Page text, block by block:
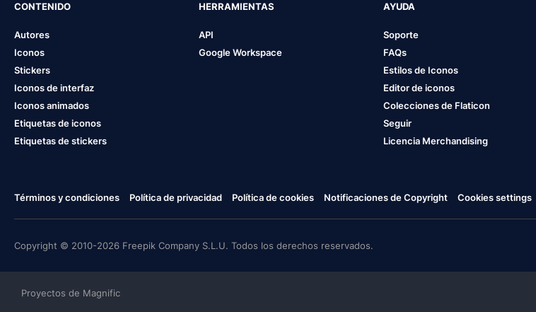
CONTENIDO
Autores
Iconos
Stickers
Iconos de interfaz
Iconos animados
Etiquetas de iconos
Etiquetas de stickers
HERRAMIENTAS
API
Google Workspace
AYUDA
Soporte
FAQs
Estilos de Iconos
Editor de iconos
Colecciones de Flaticon
Seguir
Licencia Merchandising
Términos y condiciones Política de privacidad Política de cookies Notificaciones de Copyright Cookies settings
Copyright © 2010-2026 Freepik Company S.L.U. Todos los derechos reservados.
Proyectos de Magnific